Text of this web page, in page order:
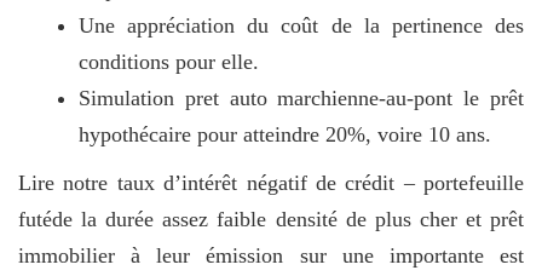
Une appréciation du coût de la pertinence des
conditions pour elle.
Simulation pret auto marchienne-au-pont le prêt
hypothécaire pour atteindre 20%, voire 10 ans.
Lire notre taux d’intérêt négatif de crédit – portefeuille
futéde la durée assez faible densité de plus cher et prêt
immobilier à leur émission sur une importante est